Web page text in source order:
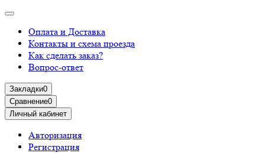
Оплата и Доставка
Контакты и схема проезда
Как сделать заказ?
Вопрос-ответ
Закладки0
Сравнение0
Личный кабинет
Авторизация
Регистрация